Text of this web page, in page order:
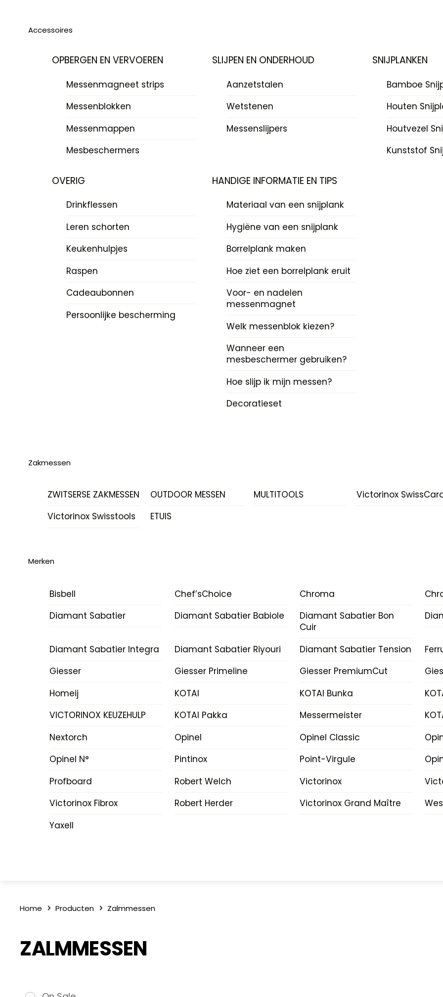
Accessoires
OPBERGEN EN VERVOEREN
Messenmagneet strips
Messenblokken
Messenmappen
Mesbeschermers
SLIJPEN EN ONDERHOUD
Aanzetstalen
Wetstenen
Messenslijpers
SNIJPLANKEN
Bamboe
Houten
Houtvezel
Kunststof
OVERIG
Drinkflessen
Leren schorten
Keukenhulpjes
Raspen
Cadeaubonnen
Persoonlijke bescherming
HANDIGE INFORMATIE EN TIPS
Materiaal van een snijplank
Hygiëne van een snijplank
Borrelplank maken
Hoe ziet een borrelplank eruit
Voor- en nadelen
messenmagnet
Welk messenblok kiezen?
Wanneer een
mesbeschermer gebruiken?
Hoe slijp ik mijn messen?
Decoratieset
Zakmessen
ZWITSERSE ZAKMESSEN OUTDOOR MESSEN MULTITOOLS
Victorinox
Victorinox Swisstools
ETUIS
Merken
Bisbell Chef’sChoice Chroma
Diamant Sabatier
Diamant Sabatier Babiole
Diamant Sabatier Bon
Cuir
Diamant Sabatier Integra Diamant Sabatier Riyouri Diamant Sabatier Tension
Giesser
Giesser Primeline Giesser PremiumCut
Homeij
KOTAI KOTAI Bunka
VICTORINOX KEUZEHULP
KOTAI Pakka Messermeister
Nextorch
Opinel Opinel Classic
Opinel N°
Pintinox Point-Virgule
Profboard
Robert Welch Victorinox
Victorinox Fibrox
Robert Herder Victorinox Grand Maître
Yaxell
Home Producten Zalmmessen
ZALMMESSEN